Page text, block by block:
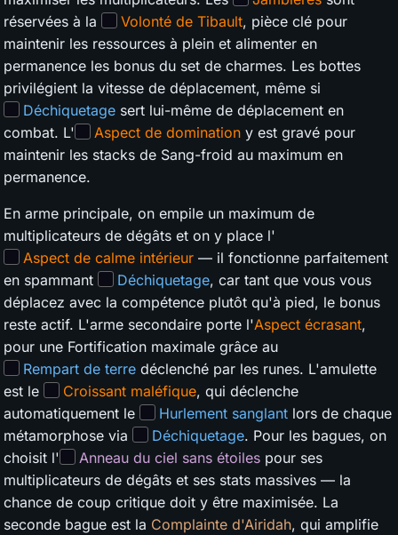
réservées à la
Volonté de Tibault, pièce clé pour
maintenir les ressources à plein et alimenter en
permanence les bonus du set de charmes. Les bottes
privilégient la vitesse de déplacement, même si
Déchiquetage sert lui-même de déplacement en
combat. L'
Aspect de domination y est gravé pour
maintenir les stacks de Sang-froid au maximum en
permanence.
En arme principale, on empile un maximum de
multiplicateurs de dégâts et on y place l'
Aspect de calme intérieur — il fonctionne parfaitement
en spammant
Déchiquetage, car tant que vous vous
déplacez avec la compétence plutôt qu'à pied, le bonus
reste actif. L'arme secondaire porte l'Aspect écrasant,
pour une Fortification maximale grâce au
Rempart de terre déclenché par les runes. L'amulette
est le
Croissant maléfique, qui déclenche
automatiquement le
Hurlement sanglant lors de chaque
métamorphose via
Déchiquetage. Pour les bagues, on
choisit l'
Anneau du ciel sans étoiles pour ses
multiplicateurs de dégâts et ses stats massives — la
chance de coup critique doit y être maximisée. La
seconde bague est la Complainte d'Airidah, qui amplifie